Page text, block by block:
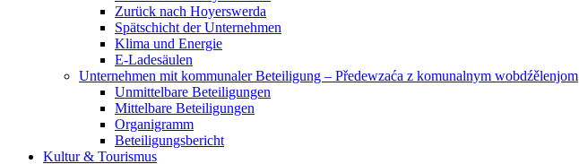
Zurück nach Hoyerswerda
Spätschicht der Unternehmen
Klima und Energie
E-Ladesäulen
Unternehmen mit kommunaler Beteiligung – Předewzaća z komunalnym wobdźělenjom
Unmittelbare Beteiligungen
Mittelbare Beteiligungen
Organigramm
Beteiligungsbericht
Kultur & Tourismus